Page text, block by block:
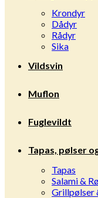
Krondyr
Dådyr
Rådyr
Sika
Vildsvin
Muflon
Fuglevildt
Tapas, pølser
Tapas
Salami &
Grillpølser